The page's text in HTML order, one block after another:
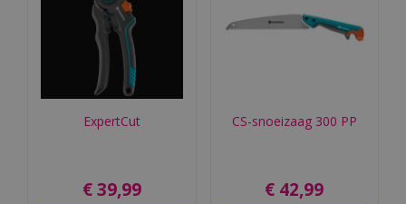
ExpertCut
€ 39,99
CS-snoeizaag 300 PP
€ 42,99